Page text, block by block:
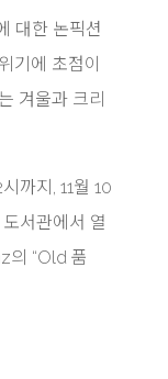
대한 논픽션
기에 초점이
겨울과 크리
까지, 11월 10
서관에서 열
의 “Old 품